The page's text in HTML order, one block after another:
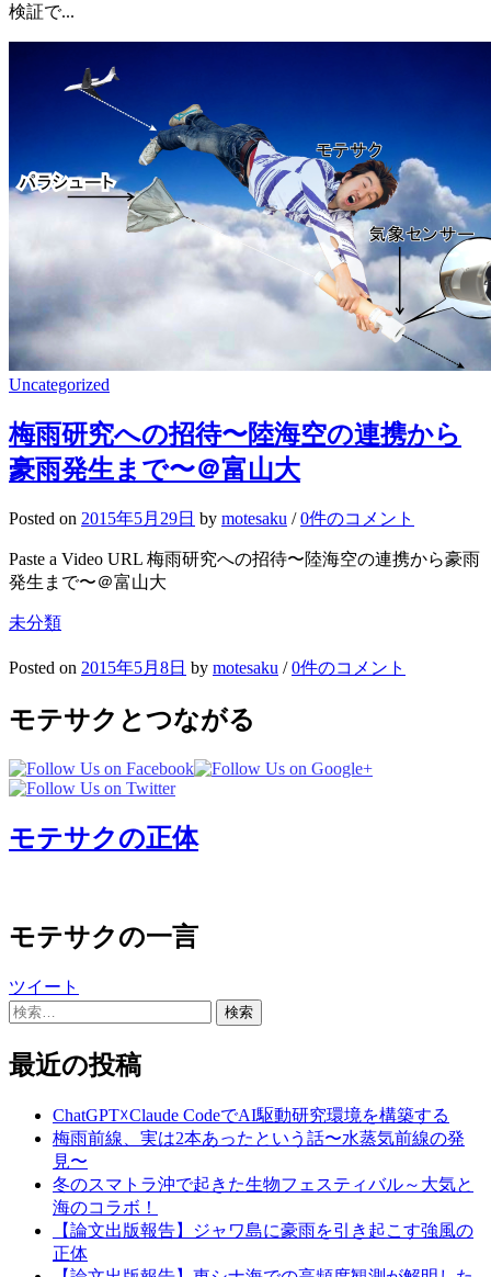
検証で...
Uncategorized
梅雨研究への招待〜陸海空の連携から
豪雨発生まで〜＠富山大
Posted on 2015年5月29日 by motesaku /0件のコメント
Paste a Video URL 梅雨研究への招待〜陸海空の連携から豪雨
発生まで〜＠富山大
未分類
Posted on 2015年5月8日 by motesaku /0件のコメント
モテサクとつながる
モテサクの正体
モテサクの一言
ツイート
検
最近の投稿
ChatGPT☓Claude CodeでAI駆動研究環境を構築する
梅雨前線、実は2本あったという話〜水蒸気前線の発
見〜
冬のスマトラ沖で起きた生物フェスティバル～大気と
海のコラボ！
【論文出版報告】ジャワ島に豪雨を引き起こす強風の
正体